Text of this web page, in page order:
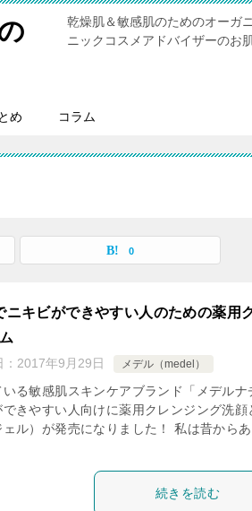
乾燥肌＆敏感肌のためのオーガ
ニックコスメアドバイザーのお
め コラム
0
ニキビができやすい人のための薬用
2017年9月29日 メデル（medel）
る敏感肌スキンケアブランド「メデルナ
きやすい人向けに薬用クレンジング洗顔
ル）が発売になりました！ 私は昔からあ
続きを読む